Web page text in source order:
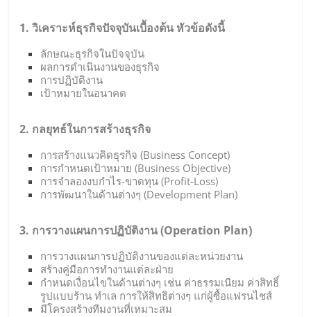
1. วิเคราะห์ธุรกิจปัจจุบันเบื้องต้น หัวข้อดังนี้
ลักษณะธุรกิจในปัจจุบัน
ผลการดำเนินงานของธุรกิจ
การปฏิบัติงาน
เป้าหมายในอนาคต
2. กลยุทธ์ในการสร้างธุรกิจ
การสร้างแนวคิดธุรกิจ (Business Concept)
การกำหนดเป้าหมาย (Business Objective)
การจำลองงบกำไร-ขาดทุน (Profit-Loss)
การพัฒนาในด้านต่างๆ (Development Plan)
3. การวางแผนการปฏิบัติงาน (Operation Plan)
การวางแผนการปฏิบัติงานของแต่ละหน่วยงาน
สร้างคู่มือการทำงานแต่ละฝ่าย
กำหนดเงื่อนไขในด้านต่างๆ เช่น ค่าธรรมเนียม ค่าสิทธิ์
รูปแบบร้าน ทำเล การให้สิทธิต่างๆ แก่ผู้ซื้อแฟรนไชส์
มีโครงสร้างทีมงานที่เหมาะสม